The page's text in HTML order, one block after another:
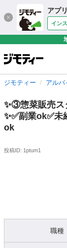
アプ
イン
ジモティー アルバ
✨③惣菜販売ス
✨✅副業ok✅
ok
投稿ID: 1ptum1
職種